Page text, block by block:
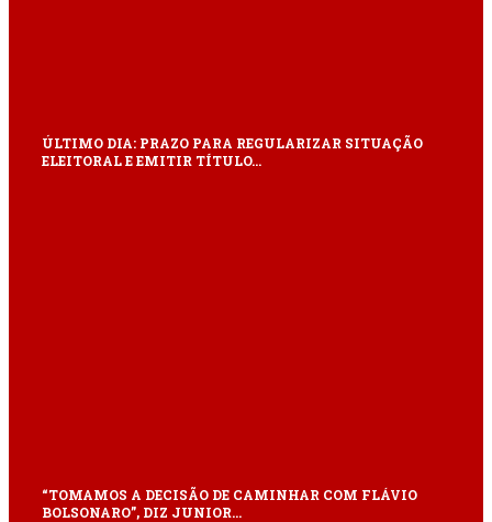
ÚLTIMO DIA: PRAZO PARA REGULARIZAR SITUAÇÃO
ELEITORAL E EMITIR TÍTULO…
“TOMAMOS A DECISÃO DE CAMINHAR COM FLÁVIO
BOLSONARO”, DIZ JUNIOR…